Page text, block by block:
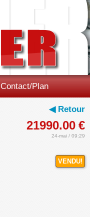
Contact/Plan
◀ Retour
21990.00 €
24-mai / 09:29
VENDU!